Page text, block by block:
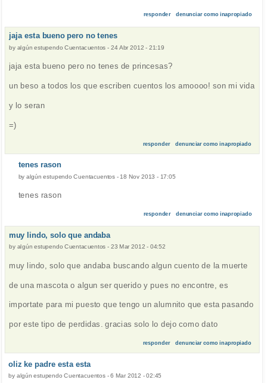
responder denunciar como inapropiado
jaja esta bueno pero no tenes
by algún estupendo Cuentacuentos - 24 Abr 2012 - 21:19
jaja esta bueno pero no tenes de princesas?
un beso a todos los que escriben cuentos los amoooo! son mi vida
y lo seran
=)
responder denunciar como inapropiado
tenes rason
byalgún estupendo Cuentacuentos - 18 Nov 2013 - 17:05
tenes rason
responder denunciar como inapropiado
muy lindo, solo que andaba
by algún estupendo Cuentacuentos - 23 Mar 2012 - 04:52
muy lindo, solo que andaba buscando algun cuento de la muerte
de una mascota o algun ser querido y pues no encontre, es
importate para mi puesto que tengo un alumnito que esta pasando
por este tipo de perdidas. gracias solo lo dejo como dato
responder denunciar como inapropiado
oliz ke padre esta esta
by algún estupendo Cuentacuentos-6 Mar 2012 - 02:45